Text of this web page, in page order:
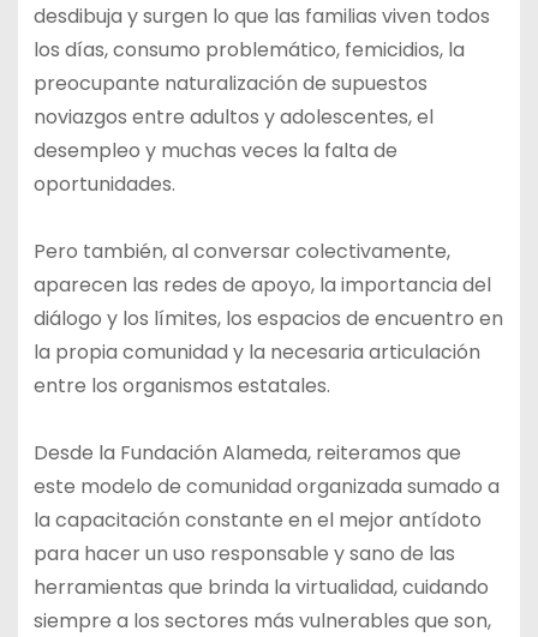
desdibuja y surgen lo que las familias viven todos
los días, consumo problemático, femicidios, la
preocupante naturalización de supuestos
noviazgos entre adultos y adolescentes, el
desempleo y muchas veces la falta de
oportunidades.
Pero también, al conversar colectivamente,
aparecen las redes de apoyo, la importancia del
diálogo y los límites, los espacios de encuentro en
la propia comunidad y la necesaria articulación
entre los organismos estatales.
Desde la Fundación Alameda, reiteramos que
este modelo de comunidad organizada sumado a
la capacitación constante en el mejor antídoto
para hacer un uso responsable y sano de las
herramientas que brinda la virtualidad, cuidando
siempre a los sectores más vulnerables que son,